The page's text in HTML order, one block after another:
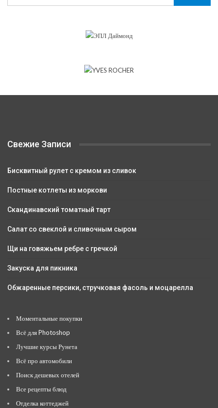
Свежие Записи
Бисквитный рулет с кремом из сливок
Постные котлеты из моркови
Скандинавский томатный тарт
Салат со свеклой и сливочным сыром
Щи на говяжьем ребре с гречкой
Закуска для пикника
Обжаренные персики, стручковая фасоль и моцарелла
Моментальные покупки
Всё для Photoshop
Лучшие курсы Рунета
Всё про автомобили
Поиск дешевых отелей
Все рецепты блюд
Отделка коттеджей